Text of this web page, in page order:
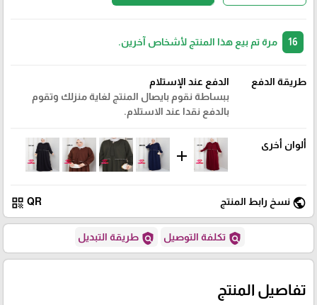
مرة تم بيع هذا المنتج لأشخاص آخرين.
طريقة الدفع
الدفع عند الإستلام
ببساطة نقوم بايصال المنتج لغاية منزلك وتقوم
بالدفع نقدا عند الاستلام.
ألوان أخرى
add
public نسخ رابط المنتج QR
qr_code
policy تكلفة التوصيل policy طريقة التبديل
تفاصيل المنتج